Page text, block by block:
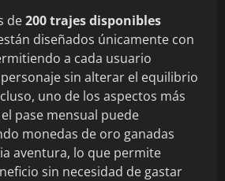
de200 trajes disponibles
diseñados únicamente con
a cada usuario
sin alterar el equilibrio
uno de los aspectos más
pase mensual puede
monedas de oro ganadas
aventura, lo que permite
sin necesidad de gastar